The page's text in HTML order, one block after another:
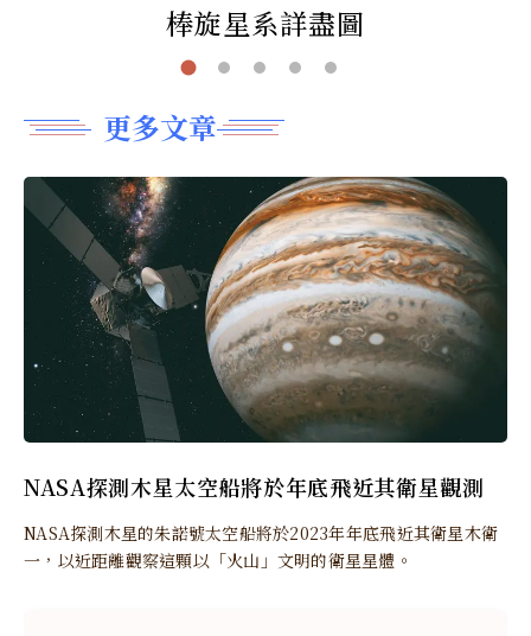
棒旋星系詳盡圖
更多文章
NASA探測木星太空船將於年底飛近其衛星觀測
NASA探測木星的朱諾號太空船將於2023年年底飛近其衛星木衛
一，以近距離觀察這顆以「火山」文明的衛星星體。